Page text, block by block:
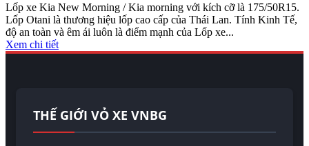
Lốp xe Kia New Morning / Kia morning với kích cỡ là 175/50R15.
Lốp Otani là thương hiệu lốp cao cấp của Thái Lan. Tính Kinh Tế,
độ an toàn và êm ái luôn là điểm mạnh của Lốp xe...
Xem chi tiết
THẾ GIỚI VỎ XE VNBG